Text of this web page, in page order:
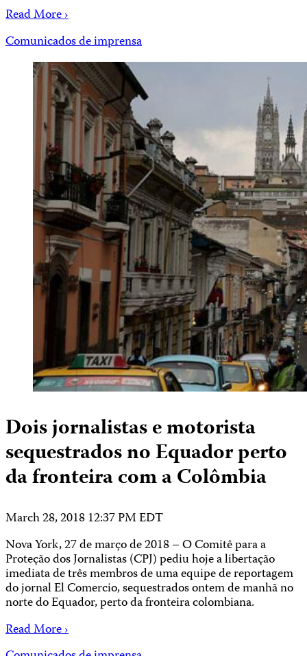
Read More ›
Comunicados de imprensa
Dois jornalistas e motorista
sequestrados no Equador perto
da fronteira com a Colômbia
March 28, 2018 12:37 PM EDT
Nova York, 27 de março de 2018 – O Comitê para a
Proteção dos Jornalistas (CPJ) pediu hoje a libertação
imediata de três membros de uma equipe de reportagem
do jornal El Comercio, sequestrados ontem de manhã no
norte do Equador, perto da fronteira colombiana.
Read More ›